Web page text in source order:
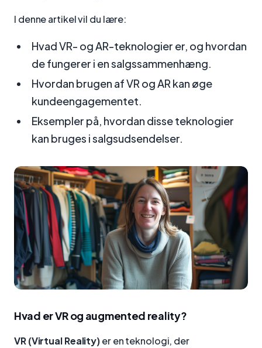
I denne artikel vil du lære:
Hvad VR- og AR-teknologier er, og hvordan
de fungerer i en salgssammenhæng.
Hvordan brugen af VR og AR kan øge
kundeengagementet.
Eksempler på, hvordan disse teknologier
kan bruges i salgsudsendelser.
Hvad er VR og augmented reality?
VR (Virtual Reality)er en teknologi, der